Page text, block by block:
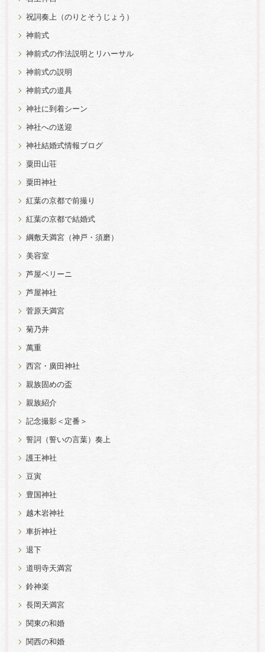
祝詞奏上（のりとそうじょう）
神前式
神前式の作法説明とリハーサル
神前式の説明
神前式の道具
神社に到着シーン
神社への送迎
神社結婚式情報ブログ
粟田山荘
粟田神社
紅葉の京都で前撮り
紅葉の京都で結婚式
綱敷天満宮（神戸・須磨）
美容室
芦屋ベリーニ
芦屋神社
菅原天満宮
菊乃井
萬重
西宮・廣田神社
親族固めの盃
親族紹介
記念撮影＜定番＞
誓詞（誓いの言葉）奏上
護王神社
豆寅
豊国神社
越木岩神社
車折神社
退下
道明寺天満宮
鈴神楽
長岡天満宮
関東の和婚
関西の和婚